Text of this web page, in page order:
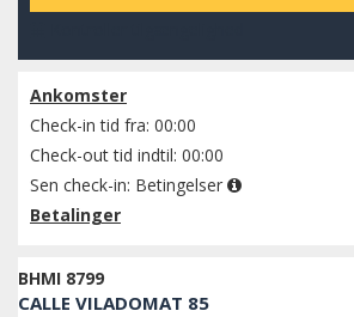
Ankomster
Check-in tid fra: 00:00
Check-out tid indtil: 00:00
Sen check-in: Betingelser
Betalinger
BHMI 8799
CALLE VILADOMAT 85